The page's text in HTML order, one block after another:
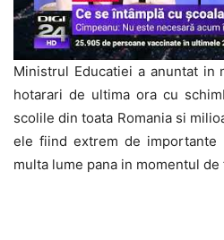
Ministrul Educatiei a anuntat
hotarari de ultima ora cu
scolile din toata Romania si
ele fiind extrem de
multa lume pana in momentul de